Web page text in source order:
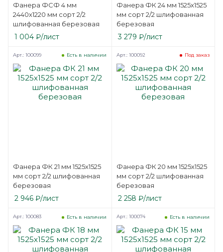
Фанера ФСФ 4 мм
2440х1220 мм сорт 2/2
шлифованная березовая
1 004 ₽/лист
Фанера ФК 24 мм 1525х1525
мм сорт 2/2 шлифованная
березовая
3 279 ₽/лист
Фанера ФК 21 мм 1525х1525
мм сорт 2/2 шлифованная
березовая
Есть в наличии
Арт.: 100099
2 946 ₽/лист
Фанера ФК 20 мм 1525х1525
мм сорт 2/2 шлифованная
березовая
Под заказ
Арт.: 100092
2 258 ₽/лист
Есть в наличии
Арт.: 100083 Есть в наличии
Арт.: 100074